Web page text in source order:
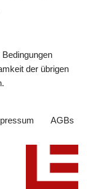
der übrigen
AGBs